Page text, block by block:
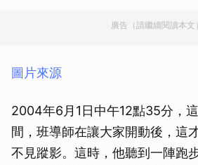
廣告（請繼續閱讀本文）
圖片來源
2004年6月1日中午12點35分，
間，班導師在讓大家開動後，這
不見蹤影。這時，他聽到一陣跑